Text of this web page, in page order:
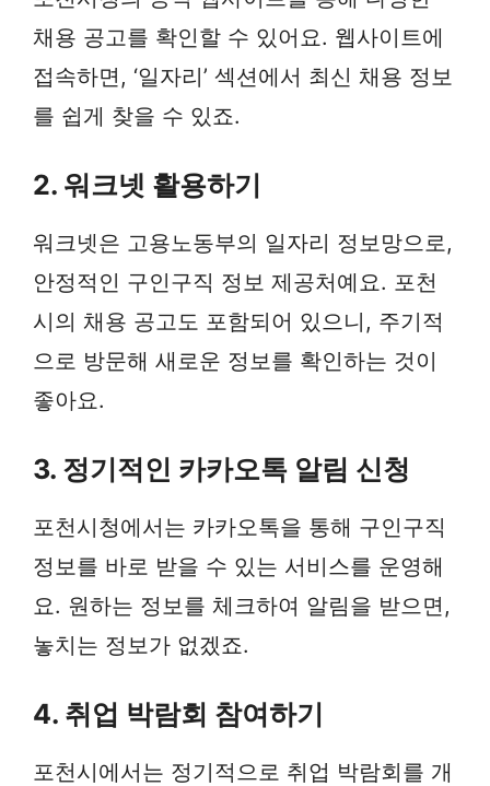
채용 공고를 확인할 수 있어요. 웹사이트에
접속하면, ‘일자리’ 섹션에서 최신 채용 정보
를 쉽게 찾을 수 있죠.
2. 워크넷 활용하기
워크넷은 고용노동부의 일자리 정보망으로,
안정적인 구인구직 정보 제공처예요. 포천
시의 채용 공고도 포함되어 있으니, 주기적
으로 방문해 새로운 정보를 확인하는 것이
좋아요.
3. 정기적인 카카오톡 알림 신청
포천시청에서는 카카오톡을 통해 구인구직
정보를 바로 받을 수 있는 서비스를 운영해
요. 원하는 정보를 체크하여 알림을 받으면,
놓치는 정보가 없겠죠.
4. 취업 박람회 참여하기
포천시에서는 정기적으로 취업 박람회를 개